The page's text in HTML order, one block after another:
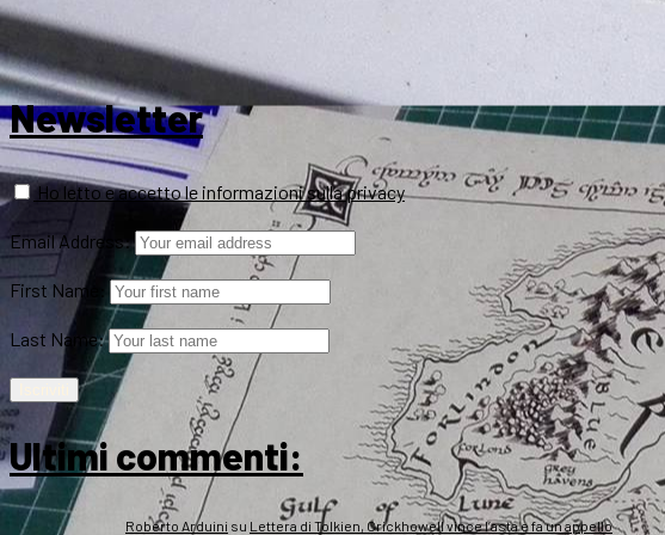
Newsletter
Ho letto e accetto le informazioni sulla privacy
Email Address:
First Name:
Last Name:
Ultimi commenti:
Roberto Arduini su Lettera di Tolkien, Crickhowell vince l’asta e fa un appello